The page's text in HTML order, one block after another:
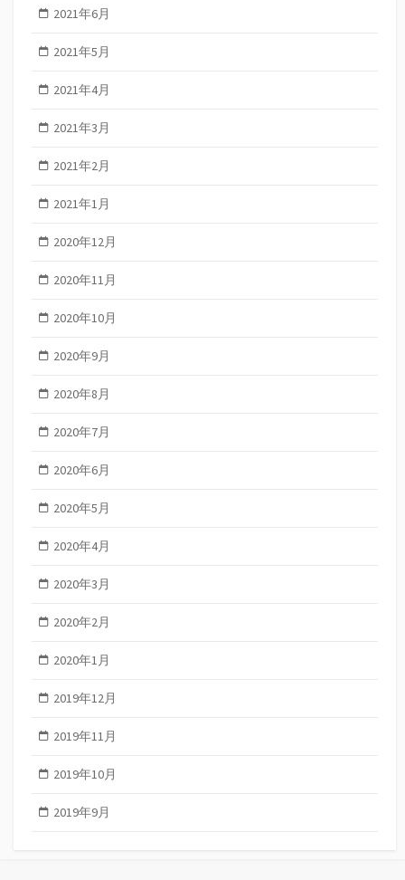
2021年6月
2021年5月
2021年4月
2021年3月
2021年2月
2021年1月
2020年12月
2020年11月
2020年10月
2020年9月
2020年8月
2020年7月
2020年6月
2020年5月
2020年4月
2020年3月
2020年2月
2020年1月
2019年12月
2019年11月
2019年10月
2019年9月